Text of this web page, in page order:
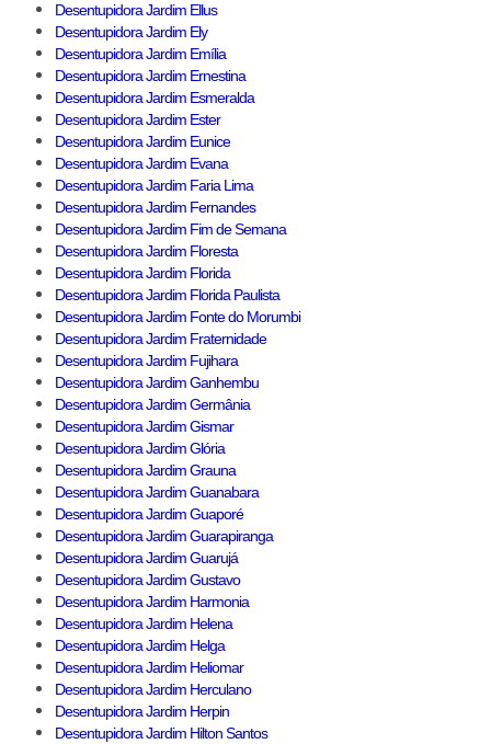
Desentupidora Jardim Ellus
Desentupidora Jardim Ely
Desentupidora Jardim Emília
Desentupidora Jardim Ernestina
Desentupidora Jardim Esmeralda
Desentupidora Jardim Ester
Desentupidora Jardim Eunice
Desentupidora Jardim Evana
Desentupidora Jardim Faria Lima
Desentupidora Jardim Fernandes
Desentupidora Jardim Fim de Semana
Desentupidora Jardim Floresta
Desentupidora Jardim Florida
Desentupidora Jardim Florida Paulista
Desentupidora Jardim Fonte do Morumbi
Desentupidora Jardim Fraternidade
Desentupidora Jardim Fujihara
Desentupidora Jardim Ganhembu
Desentupidora Jardim Germânia
Desentupidora Jardim Gismar
Desentupidora Jardim Glória
Desentupidora Jardim Grauna
Desentupidora Jardim Guanabara
Desentupidora Jardim Guaporé
Desentupidora Jardim Guarapiranga
Desentupidora Jardim Guarujá
Desentupidora Jardim Gustavo
Desentupidora Jardim Harmonia
Desentupidora Jardim Helena
Desentupidora Jardim Helga
Desentupidora Jardim Heliomar
Desentupidora Jardim Herculano
Desentupidora Jardim Herpin
Desentupidora Jardim Hilton Santos